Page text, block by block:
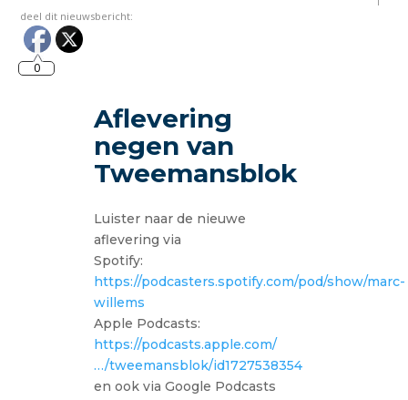
deel dit nieuwsbericht:
0
Aflevering
negen van
Tweemansblok
Luister naar de nieuwe
aflevering via
Spotify:
https://podcasters.spotify.com/pod/show/marc-
willems
Apple Podcasts:
https://podcasts.apple.com/
…/tweemansblok/id1727538354
en ook via Google Podcasts